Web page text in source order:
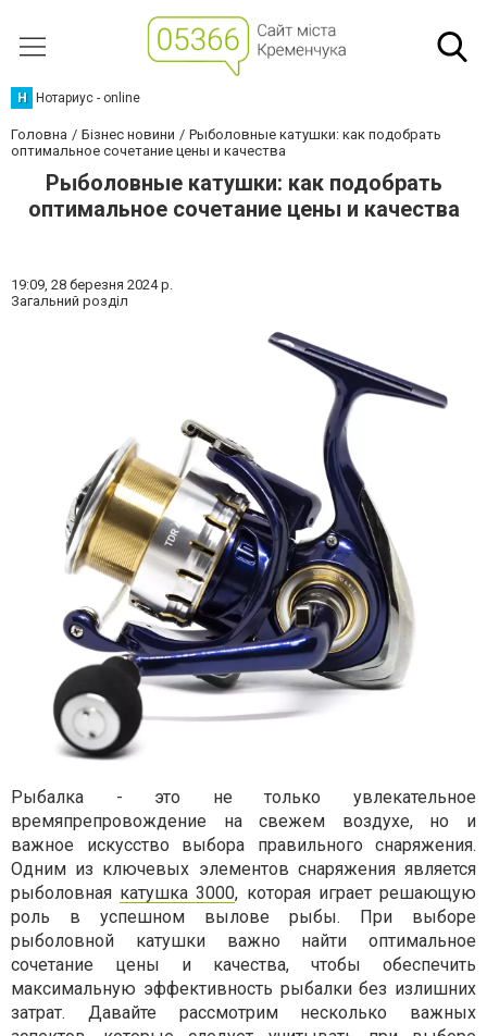
Н Нотариус - online
Головна Бізнес новини
Рыболовные катушки: как подобрать
оптимальное сочетание цены и качества
Рыболовные катушки: как подобрать
оптимальное сочетание цены и качества
19:09, 28 березня 2024 р.
Загальний розділ
Рыбалка - это не только увлекательное
времяпрепровождение на свежем воздухе, но и
важное искусство выбора правильного снаряжения.
Одним из ключевых элементов снаряжения является
рыболовная катушка 3000, которая играет решающую
роль в успешном вылове рыбы. При выборе
рыболовной катушки важно найти оптимальное
сочетание цены и качества, чтобы обеспечить
максимальную эффективность рыбалки без излишних
затрат. Давайте рассмотрим несколько важных